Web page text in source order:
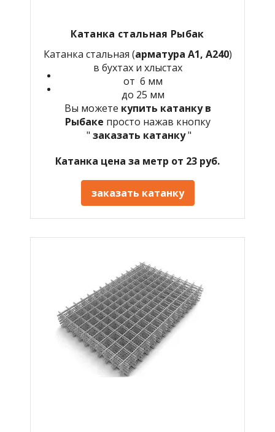
Катанка стальная Рыбак
Катанка стальная (арматура А1, А240)
в бухтах и хлыстах
от 6 мм
до 25 мм
Вы можете купить катанку в
Рыбаке просто нажав кнопку
" заказать катанку"
Катанка цена за метр от 23 руб.
заказать катанку